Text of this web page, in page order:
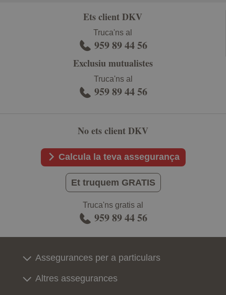
Ets client DKV
Truca'ns al
959 89 44 56
Exclusiu mutualistes
Truca'ns al
959 89 44 56
No ets client DKV
Truca'ns gratis al
959 89 44 56
Calcula la teva assegurança
Et truquem GRATIS
Assegurances per a particulars
Altres assegurances